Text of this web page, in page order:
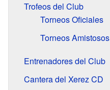
Trofeos del Club
Torneos Oficiales
Torneos Amistosos
Entrenadores del Club
Cantera del Xerez CD